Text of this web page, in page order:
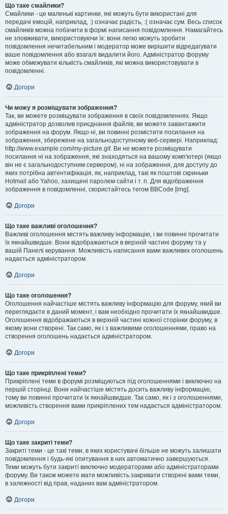
Що таке смайлики?
Смайлики - це маленькі картинки, які можуть бути використані для
передачі емоцій, наприклад, :) означає радість, :( означає сум. Весь список
смайликів можна побачити в формі написання повідомлення. Намагайтесь
не зловживати, використовуючи їх: вони легко можуть зробити
повідомлення нечитабельним і модератор може вирішити відредагувати
ваше повідомлення або взагалі видалити його. Адміністратор форуму
може обмежувати кількість смайликів, які можна використовувати в
повідомленні.
Догори
Чи можу я розміщувати зображення?
Так, ви можете розміщувати зображення в своїх повідомленнях. Якщо
адміністратор дозволив приєднання файлів, ви можете завантажити
зображення на форум. Якщо ні, ви повинні розмістити посилання на
зображення, збережене на загальнодоступному веб-сервері. Наприклад:
http://www.example.com/my-picture.gif. Ви не можете розміщувати
посилання ні на зображення, які знаходяться на вашому комп'ютері (якщо
він не є загальнодоступним сервером), ні на зображення, для доступу до
яких потрібна автентифікація, як, наприклад, такі як поштові скриньки
Hotmail або Yahoo, захищені паролем сайти і т. п. Для відображення
зображення в повідомленні, скористайтесь тегом BBCode [img].
Догори
Що таке важливі оголошення?
Важливі оголошення містять важливу інформацію, і ви повинні прочитати
їх якнайшвидше. Вони відображаються в верхній частині форуму та у
вашій Панелі керування. Можливість написання вами важливих оголошень
надається адміністратором.
Догори
Що таке оголошення?
Оголошення найчастіше містять важливу інформацію для форуму, який ви
переглядаєте в даний момент, і вам необхідно прочитати їх якнайшвидше.
Оголошення відображаються в верхній частині кожної сторінки форуму, в
якому вони створені. Так само, як і з важливими оголошеннями, право на
створення оголошень надається адміністратором.
Догори
Що таке прикріплені теми?
Прикріплені теми в форумі розміщуються під оголошеннями і виключно на
першій сторінці. Вони найчастіше містять досить важливу інформацію,
тому ви повинні прочитати їх якнайшвидше. Так само, як і з оголошеннями,
можливість створення вами прикріплених тем надається адміністратором.
Догори
Що таке закриті теми?
Закриті теми - це такі теми, в яких користувачі більше не можуть залишати
повідомлення і будь-які опитування в них автоматично завершуються.
Теми можуть бути закриті виключно модераторами або адміністраторами
форуму. Ви також можете мати можливість закривати створені вами теми,
в залежності від прав, наданих вам адміністратором.
Догори